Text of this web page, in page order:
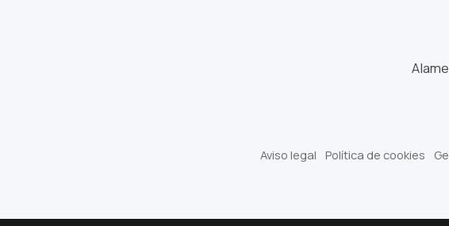
Aviso legal Política de cookies